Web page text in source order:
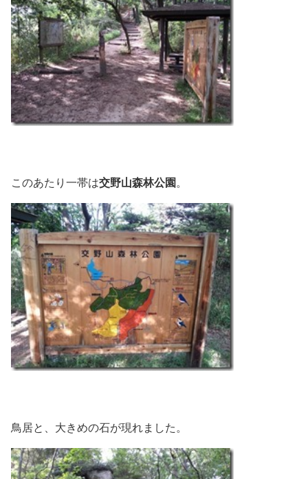
このあたり一帯は交野山森林公園。
鳥居と、大きめの石が現れました。